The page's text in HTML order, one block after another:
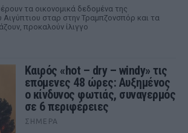
τα οικονομικά δεδομένα της
σταρ στην Τραμπζονσπόρ και τα
προκαλούν ίλιγγο
Καιρός «hot – dry – windy» τις
επόμενες 48 ώρες: Αυξημένος
ο κίνδυνος φωτιάς, συναγερμός
σε 6 περιφέρειες
ΣΉΜΕΡΑ